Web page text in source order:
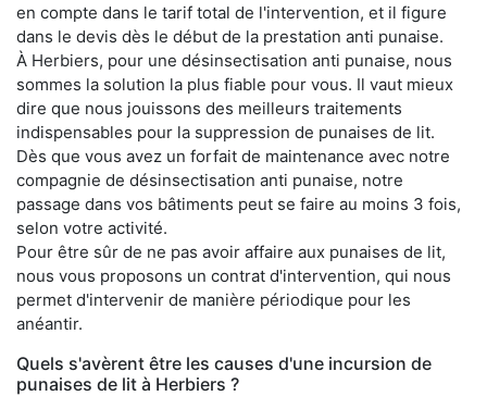
en compte dans le tarif total de l'intervention, et il figure
dans le devis dès le début de la prestation anti punaise.
À Herbiers, pour une désinsectisation anti punaise, nous
sommes la solution la plus fiable pour vous. Il vaut mieux
dire que nous jouissons des meilleurs traitements
indispensables pour la suppression de punaises de lit.
Dès que vous avez un forfait de maintenance avec notre
compagnie de désinsectisation anti punaise, notre
passage dans vos bâtiments peut se faire au moins 3 fois,
selon votre activité.
Pour être sûr de ne pas avoir affaire aux punaises de lit,
nous vous proposons un contrat d'intervention, qui nous
permet d'intervenir de manière périodique pour les
anéantir.
Quels s'avèrent être les causes d'une incursion de
punaises de lit à Herbiers ?